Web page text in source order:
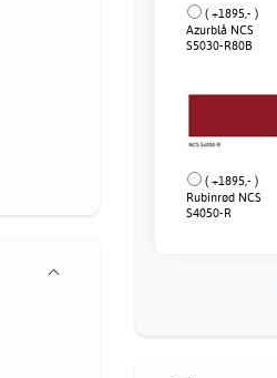
( +1895,- )
Azurblå NCS
S5030-R80B
( +1895,- )
Rubinrød NCS
S4050-R